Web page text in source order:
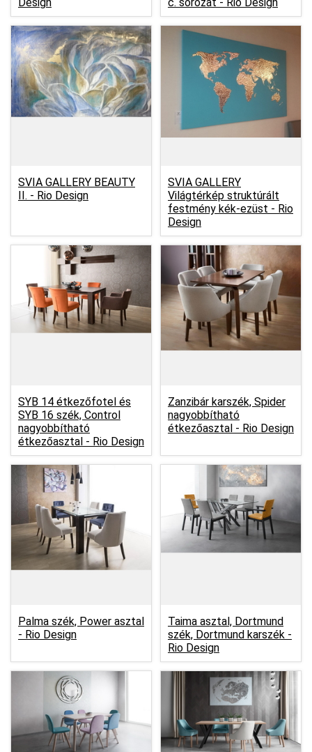
SVIA GALLERY BEAUTY
II. - Rio Design
SVIA GALLERY
Világtérkép struktúrált
festmény kék-ezüst - Rio
Design
SYB 14 étkezőfotel és
SYB 16 szék, Control
nagyobbítható
étkezőasztal - Rio Design
Zanzibár karszék, Spider
nagyobbítható
étkezőasztal - Rio Design
Palma szék, Power asztal
- Rio Design
Taima asztal, Dortmund
szék, Dortmund karszék -
Rio Design